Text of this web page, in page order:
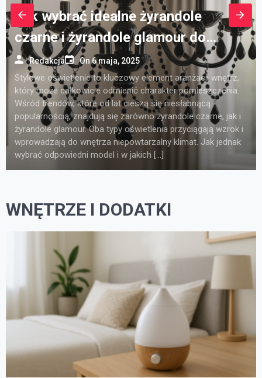
2025 roku
On3 września, 2025
Gdzie kupić najlepsze żarówki
OSRAM i inne produkty LED?
Redakcja On 19 marca, 2025
Oświetlenie LED zyskuje coraz większą popularność, a
jednym z najczęściej wybieranych producentów na rynku
jest OSRAM. Wybierając wysokiej jakości produkty, takie jak
żarówki OSRAM, warto zwrócić uwagę nie tylko na same
parametry oświetlenia, ale również na miejsce zakupu.
Wybór sprawdzonego sklepu z ledami to klucz do sukcesu,
jeśli zależy nam […]
WNĘTRZE I DODATKI